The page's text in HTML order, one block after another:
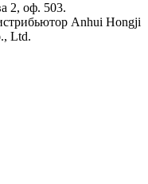
2, оф. 503.
Anhui Hongji
Ltd.